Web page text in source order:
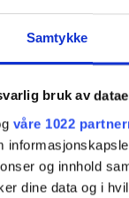
Samtykke
bruk av
våre 1022
og innhold
dine data og i